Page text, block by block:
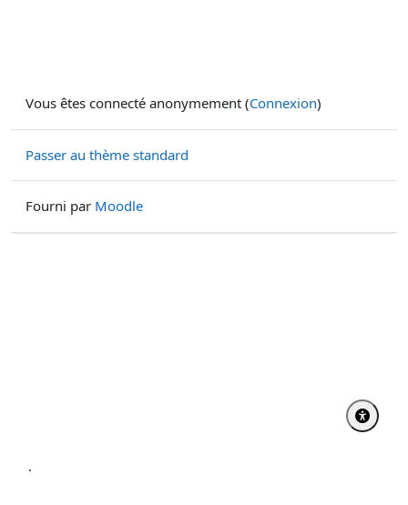
Vous êtes connecté anonymement (Connexion)
Passer au thème standard
Fourni par Moodle
.